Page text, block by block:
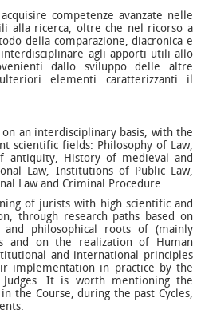
competenze avanzate nelle
alla ricerca, oltre che nel ricorso a
della comparazione, diacronica e
agli apporti utili allo
dallo sviluppo delle altre
elementi caratterizzanti il
on an interdisciplinary basis, with the
scientific fields: Philosophy of Law,
antiquity, History of medieval and
Law, Institutions of Public Law,
Law and Criminal Procedure.
of jurists with high scientific and
through research paths based on
philosophical roots of (mainly
and on the realization of Human
and international principles
implementation in practice by the
It is worth mentioning the
the Course, during the past Cycles,